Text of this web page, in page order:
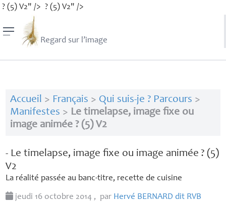
? (5) V2" /> ? (5) V2" />
Regard sur l’image
Accueil > Français > Qui suis-je ? Parcours >
Manifestes > Le timelapse, image fixe ou
image animée ? (5) V2
- Le timelapse, image fixe ou image animée ? (5)
V2
La réalité passée au banc-titre, recette de cuisine
jeudi 16 octobre 2014 , par Hervé BERNARD dit RVB